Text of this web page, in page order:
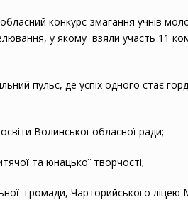
конкурс-змагання учнів
у якому взяли участь 11
пульс, де успіх одного стає
Волинської обласної ради;
та юнацької творчості;
громади, Чарторийського ліцею